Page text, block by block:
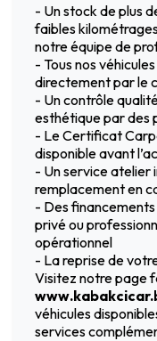
- Un stock de plus
faibles
notre équipe de
- Tous nos
directement par le
- Un contrôle
esthétique par des
- Le Certificat
disponible avant
- Un service atelier
remplacement en
- Des
privé ou
opérationnel
- La reprise de
Visitez notre page
véhicules
services